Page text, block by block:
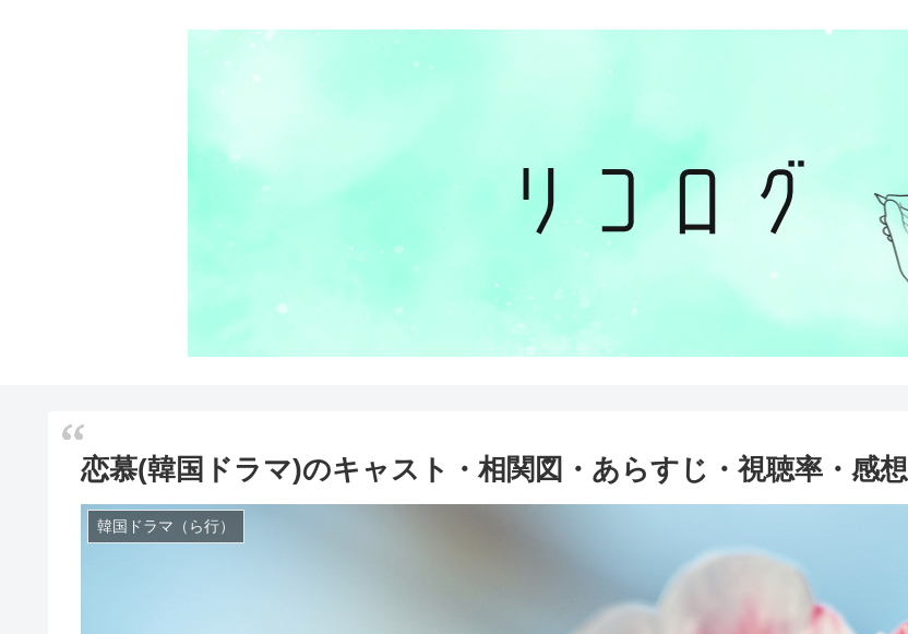
恋慕(韓国ドラマ)のキャスト・相関図・あらすじ・視聴率・感想
韓国ドラマ（ら行）